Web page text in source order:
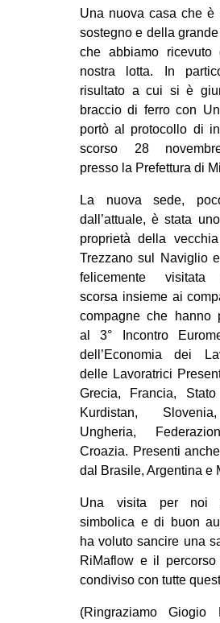
GENERI
MIGRAZIONI
PRECARIATO
REPRESSIONE
CULTURE
ARTE
CINEMA
MANIFESTI
MUSICA
RECENSIONI
AFRICA
AMERICHE
ESTREMO
EUROPA
MEDIO
MONDO
EVENTI
in
Fb
Una nuova casa che è
sostegno e della
che abbiamo ricevuto
nostra lotta. In
risultato a cui si è
braccio di ferro con
portò al protocollo di
scorso 28
presso la Prefettura di
La nuova sede,
dall’attuale, è stata
proprietà della
Trezzano sul Naviglio
felicemente visitata
scorsa insieme ai
compagne che hanno
al 3° Incontro
dell’Economia dei
delle Lavoratrici
Grecia, Francia, Stato
Kurdistan,
Ungheria,
Croazia. Presenti
dal Brasile, Argentina e
Una visita per noi
simbolica e di buon
ha voluto sancire una
RiMaflow e il
condiviso con tutte
(Ringraziamo Giogio